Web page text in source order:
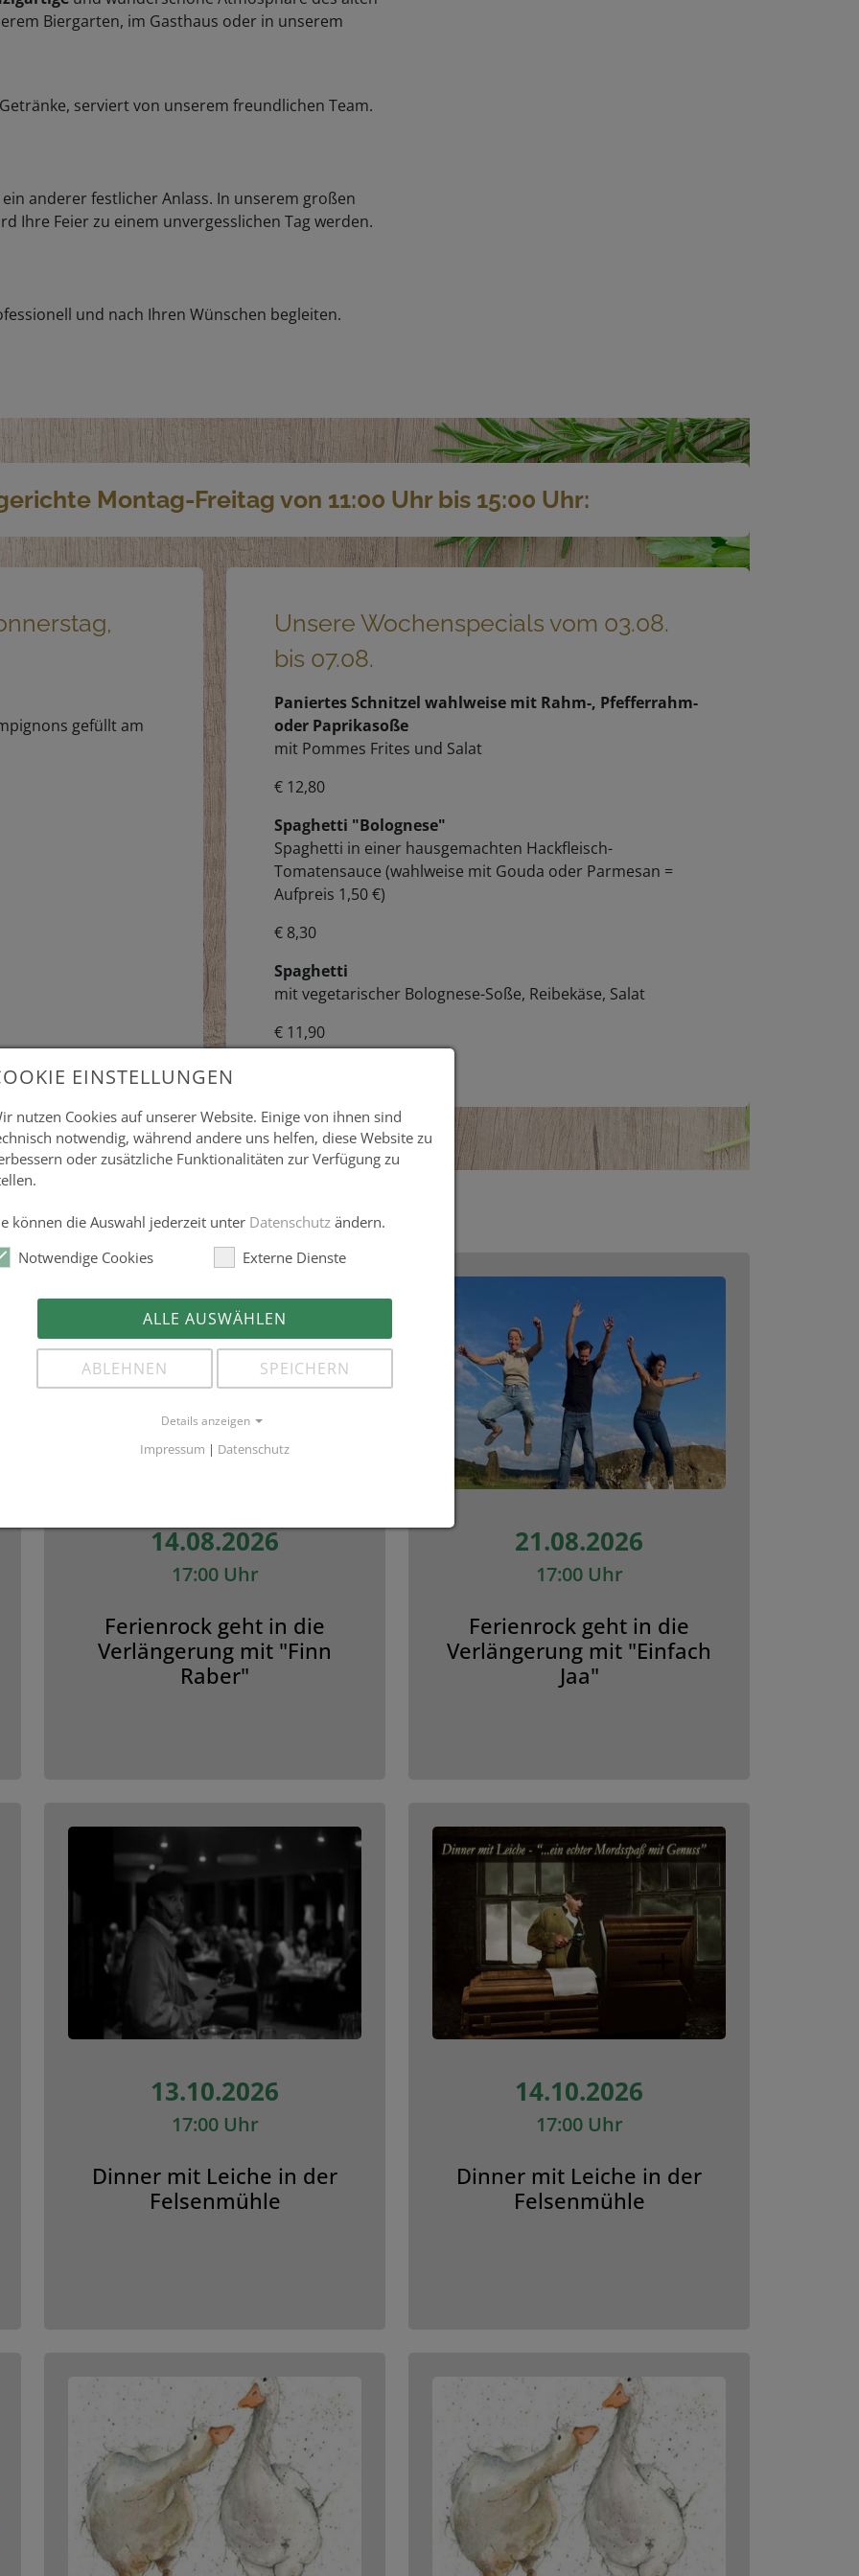
Biergarten, im Gasthaus oder in unserem
serviert von unserem freundlichen Team.
anderer festlicher Anlass. In unserem großen
Ihre Feier zu einem unvergesslichen Tag werden.
und nach Ihren Wünschen begleiten.
Montag-Freitag von 11:00 Uhr bis 15:00 Uhr:
gefüllt am
Unsere Wochenspecials vom 03.08.
bis 07.08.
Paniertes Schnitzel wahlweise mit Rahm-, Pfefferrahm-
oder Paprikasoße
mit Pommes Frites und Salat
€ 12,80
Spaghetti "Bolognese"
Spaghetti in einer hausgemachten Hackfleisch-
Tomatensauce (wahlweise mit Gouda oder Parmesan =
Aufpreis 1,50 €)
€ 8,30
Spaghetti
mit vegetarischer Bolognese-Soße, Reibekäse, Salat
€ 11,90
zur Wochenkarte
Veranstaltungen
EINSTELLUNGEN
nutzen Cookies auf unserer Website. Einige von ihnen sind
notwendig, während andere uns helfen, diese Website zu
oder zusätzliche Funktionalitäten zur Verfügung zu
können die Auswahl jederzeit unter Datenschutz ändern.
Notwendige Cookies
Externe Dienste
ALLE AUSWÄHLEN
ABLEHNEN SPEICHERN
Details anzeigen
Impressum | Datenschutz